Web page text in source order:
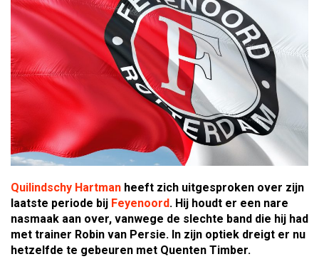
Quilindschy Hartman heeft zich uitgesproken over zijn
laatste periode bij Feyenoord. Hij houdt er een nare
nasmaak aan over, vanwege de slechte band die hij had
met trainer Robin van Persie. In zijn optiek dreigt er nu
hetzelfde te gebeuren met Quenten Timber.